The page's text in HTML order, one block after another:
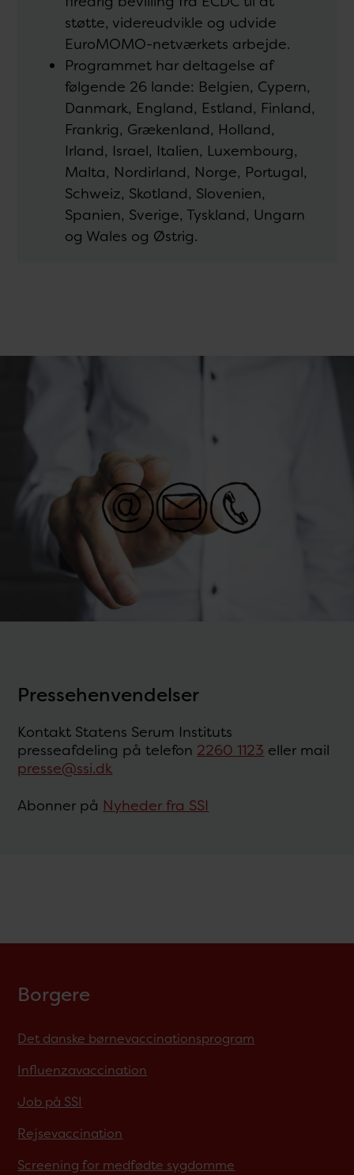
støtte, videreudvikle og udvide
EuroMOMO-netværkets arbejde.
Programmet har deltagelse af
følgende 26 lande: Belgien, Cypern,
Danmark, England, Estland, Finland,
Frankrig, Grækenland, Holland,
Irland, Israel, Italien, Luxembourg,
Malta, Nordirland, Norge, Portugal,
Schweiz, Skotland, Slovenien,
Spanien, Sverige, Tyskland, Ungarn
og Wales og Østrig.
Pressehenvendelser
Kontakt Statens Serum Instituts
presseafdeling på telefon 2260 1123 eller mail
presse@ssi.dk
Abonner på Nyheder fra SSI
Borgere
Det danske børnevaccinationsprogram
Influenzavaccination
Job på SSI
Rejsevaccination
Screening for medfødte sygdomme